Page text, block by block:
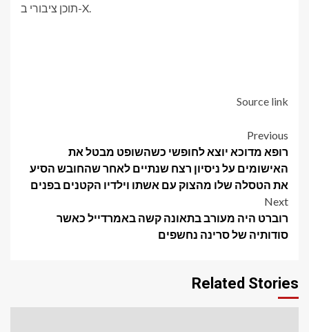
תוכן ציבורי ב-X.
Source link
Post
navigation
Previous
רופא מדוכא יוצא לחופשי כשהשופט מבטל את
האישומים על ניסיון רצח שנתיים לאחר שהחובש הסיע
את הטסלה שלו מהצוק עם אשתו וילדיו הקטנים בפנים
Next
רוברט היה מעורב בתאונה קשה באמרדייל כאשר
סודותיה של סרינה נחשפים
Related Stories